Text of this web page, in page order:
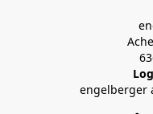
engelberger